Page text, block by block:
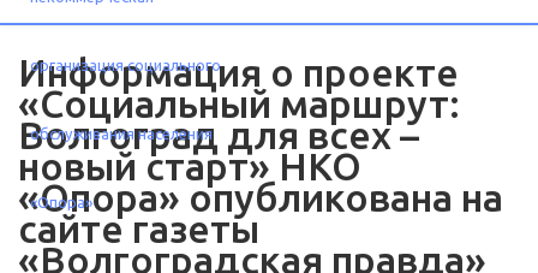
Информация о проекте
«Социальный маршрут:
Волгоград для всех –
новый старт» НКО
«Опора» опубликована на
сайте газеты
«Волгоградская правда»